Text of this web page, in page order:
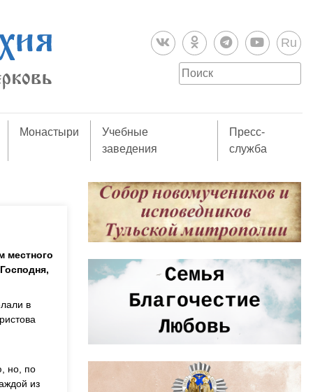
Ru
Монастыри
Учебные
заведения
Пресс-
служба
местного
в
но, по
из